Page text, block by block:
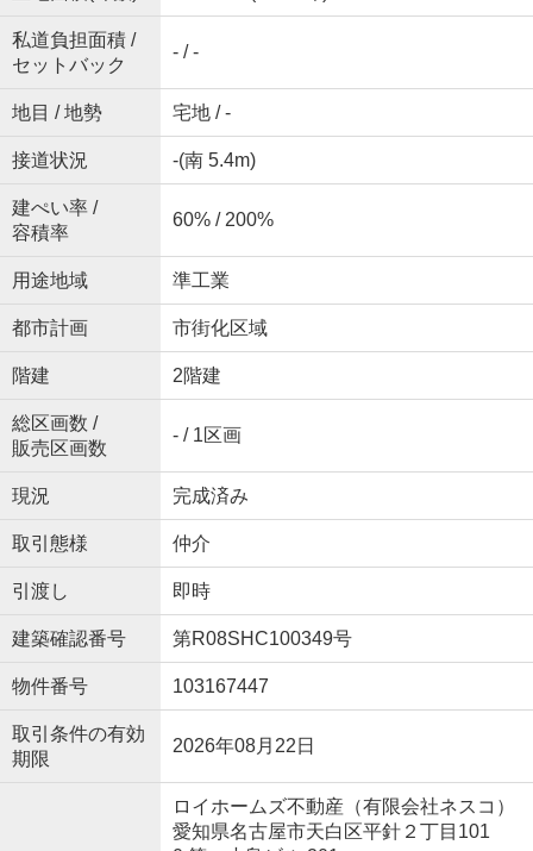
私道負担面積 /
セットバック
- / -
地目 / 地勢 宅地 / -
接道状況 -(南 5.4m)
建ぺい率 /
容積率
60% / 200%
用途地域 準工業
都市計画 市街化区域
階建 2階建
総区画数 /
販売区画数
- / 1区画
現況 完成済み
取引態様 仲介
引渡し 即時
建築確認番号 第R08SHC100349号
物件番号 103167447
取引条件の有効
期限
2026年08月22日
ロイホームズ不動産（有限会社ネスコ）
愛知県名古屋市天白区平針２丁目101